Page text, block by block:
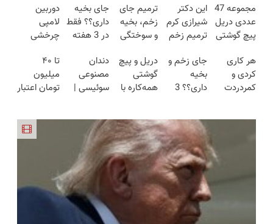
مجموعه 47
عددی دریل
پیچ گوشتی
(تخفیف به
مدت
محدود)
این دکتر
شیرازی کرم
ترمیم زخم
ساخت!!!
ترمیم جای
زخم، بخیه
و سوختگی
هفته!!😍
جای بخیه
داری؟؟ فقط
در 3 هفته
کن!😍
دوربین
لامپی
چرخشی
فقط امروز
حراج شد🔥
پرداخت
هر کاری
کردی و
کمردردت
جای زخم و
بخیه
داری؟؟ 3
دریل و پیچ
گوشتی
همه‌کاره با
(نصف
قیمت بازار
🔥)
دندان
مصنوعی
سوئیسی |
طبیعی!
ویزیت
رایگان+پرداخت
اقساطی😍
تا ۴۰
میلیون
تومان اعتبار
دریافت کن